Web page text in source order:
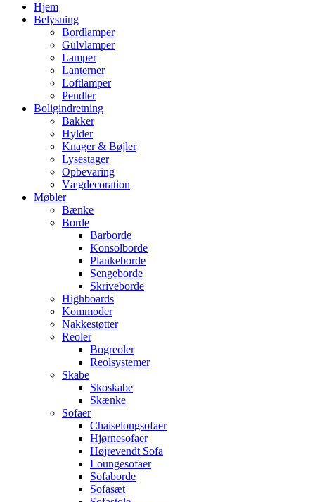
Hjem
Belysning
Bordlamper
Gulvlamper
Lamper
Lanterner
Loftlamper
Pendler
Boligindretning
Bakker
Hylder
Knager & Bøjler
Lysestager
Opbevaring
Vægdecoration
Møbler
Bænke
Borde
Barborde
Konsolborde
Plankeborde
Sengeborde
Skriveborde
Highboards
Kommoder
Nakkestøtter
Reoler
Bogreoler
Reolsystemer
Skabe
Skoskabe
Skænke
Sofaer
Chaiselongsofaer
Hjørnesofaer
Højrevendt Sofa
Loungesofaer
Sofaborde
Sofasæt